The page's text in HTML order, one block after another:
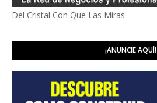
Del Cristal Con Que Las Miras
¡ANUNCIE AQUÍ!